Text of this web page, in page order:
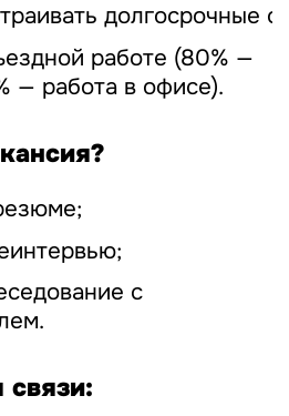
долгосрочные
работе (80% —
— работа в офисе).
с
связи: